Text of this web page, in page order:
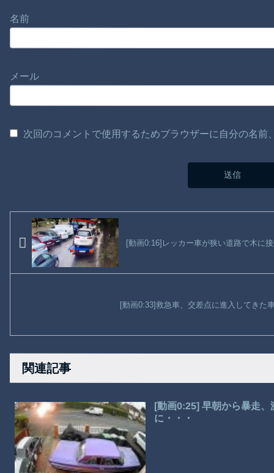
名前
メール
次回のコメントで使用するためブラウザーに自分の名
[動画0:16]レッカー車が狭い道路で木に
[動画0:33]救急車、交差点に進入してきた
関連記事
[動画0:25] 早朝から暴走
に・・・